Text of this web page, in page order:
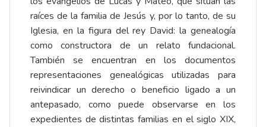
raíces de la familia de Jesús y, por lo tanto, de su
Iglesia, en la figura del rey David: la genealogía
como constructora de un relato fundacional.
También se encuentran en los documentos
representaciones genealógicas utilizadas para
reivindicar un derecho o beneficio ligado a un
antepasado, como puede observarse en los
expedientes de distintas familias en el siglo XIX,